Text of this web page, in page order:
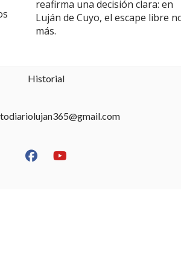
reafirma una decisión clara: en
Luján de Cuyo, el escape libre
más.
Historial